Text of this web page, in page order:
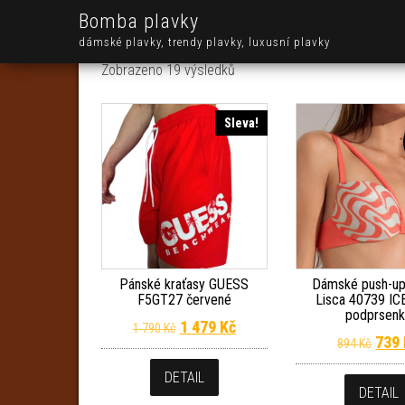
Bomba plavky
dámské plavky, trendy plavky, luxusní plavky
Zobrazeno 19 výsledkůSeřazeno od nejnovějších
Sleva!
Pánské kraťasy GUESS
F5GT27 červené
1 790Kč Původní cena byla: 1 790 Kč.
1 479 KčAktuální cena je: 1 479 Kč.
DETAIL
Dámské push-
Lisca 40739
894Kč 739
DETAIL